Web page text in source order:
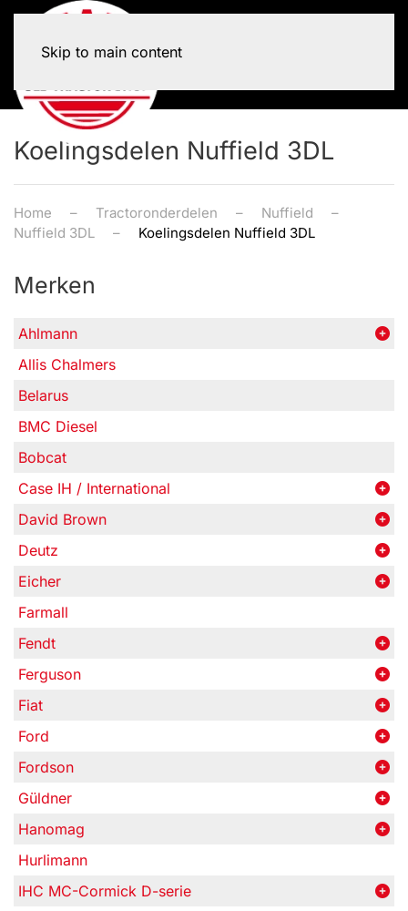
Skip to main content
Koelingsdelen Nuffield 3DL
Home Tractoronderdelen
Nuffield
Nuffield 3DL
Koelingsdelen Nuffield 3DL
Merken
Ahlmann
Allis Chalmers
Belarus
BMC Diesel
Bobcat
Case IH / International
David Brown
Deutz
Eicher
Farmall
Fendt
Ferguson
Fiat
Ford
Fordson
Güldner
Hanomag
Hurlimann
IHC MC-Cormick D-serie